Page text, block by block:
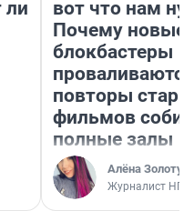
ли
вот что нам
Почему новые
блокбастеры
повторы
фильмов
полные залы
Алёна
Журналист НГС